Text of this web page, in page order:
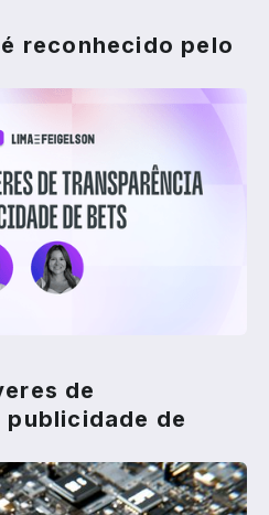
reconhecido pelo
de
de